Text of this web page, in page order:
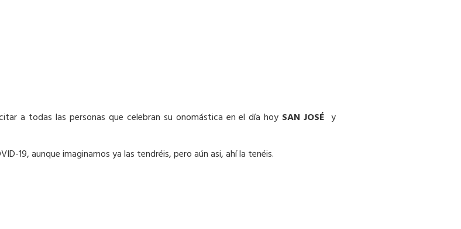
a todas las personas que celebran su onomástica en el día hoy SAN JOSÉ y
19, aunque imaginamos ya las tendréis, pero aún asi, ahí la tenéis.